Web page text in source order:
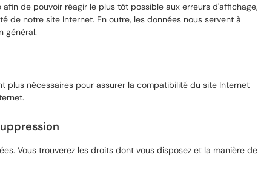
de pouvoir réagir le plus tôt possible aux erreurs d'affichage,
de notre site Internet. En outre, les données nous servent à
général.
plus nécessaires pour assurer la compatibilité du site Internet
Vous trouverez les droits dont vous disposez et la manière de